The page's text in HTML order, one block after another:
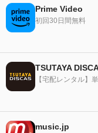
Prime Video
初回30日間無料
TSUTAYA
【宅配レンタル】
music.jp